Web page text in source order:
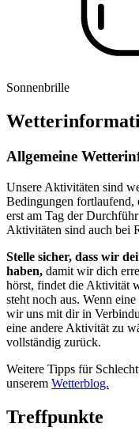
Sonnenbrille
Allgemeine
Unsere Aktivitäten sind
Bedingungen fortlaufend,
erst am Tag der
Aktivitäten sind auch bei
Stelle sicher, dass wir
haben, damit wir dich
hörst, findet die Aktivität
steht noch aus. Wenn
wir uns mit dir in
eine andere Aktivität zu
vollständig zurück.
Weitere Tipps für
unserem Wetterblog.
Treffpunkte